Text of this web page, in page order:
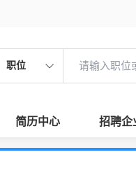
职位
简历中心 招聘企